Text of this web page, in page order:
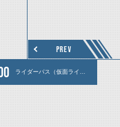
PREV
ライダーパス（仮面ライダーG電王）